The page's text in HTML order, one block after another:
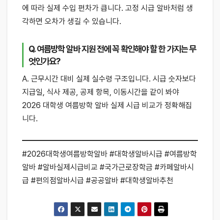
에 따라 실제 수입 편차가 큽니다. 고정 시급 알바처럼 생
각하면 오차가 생길 수 있습니다.
Q. 여름방학 알바 지원 전에 꼭 확인해야 할 한 가지는 무
엇인가요?
A. 근무시간 대비 실제 실수령 구조입니다. 시급 숫자보다
지급일, 식사 제공, 공제 항목, 이동시간을 같이 봐야
2026 대학생 여름방학 알바 실제 시급 비교가 정확해집
니다.
#2026대학생여름방학알바 #대학생알바시급 #여름방학
알바 #알바실제시급비교 #국가근로장학금 #카페알바시
급 #편의점알바시급 #공공알바 #대학생알바추천